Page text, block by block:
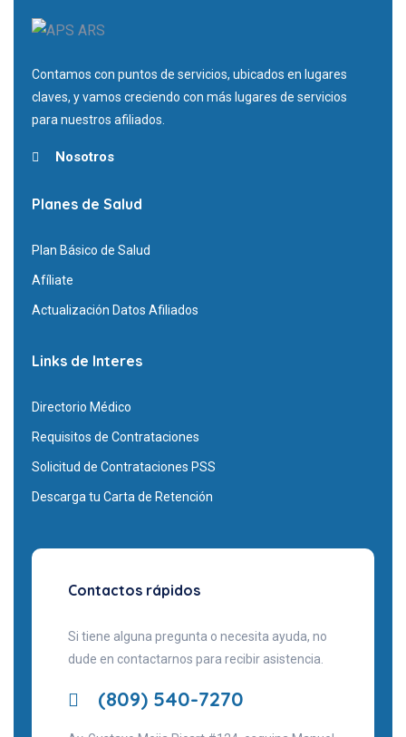
Contamos con puntos de servicios, ubicados en lugares
claves, y vamos creciendo con más lugares de servicios
para nuestros afiliados.
Nosotros
Planes de Salud
Plan Básico de Salud
Afíliate
Actualización Datos Afiliados
Links de Interes
Directorio Médico
Requisitos de Contrataciones
Solicitud de Contrataciones PSS
Descarga tu Carta de Retención
Contactos rápidos
Si tiene alguna pregunta o necesita ayuda, no
dude en contactarnos para recibir asistencia.
(809) 540-7270